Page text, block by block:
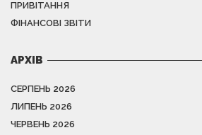
ПРИВІТАННЯ
ФІНАНСОВІ ЗВІТИ
АРХІВ
СЕРПЕНЬ 2026
ЛИПЕНЬ 2026
ЧЕРВЕНЬ 2026